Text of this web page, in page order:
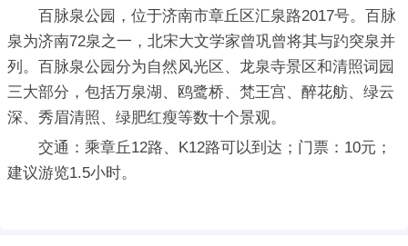
百脉泉公园，位于济南市章丘区汇泉路2017号。百脉
泉为济南72泉之一，北宋大文学家曾巩曾将其与趵突泉并
列。百脉泉公园分为自然风光区、龙泉寺景区和清照词园
三大部分，包括万泉湖、鸥鹭桥、梵王宫、醉花舫、绿云
深、秀眉清照、绿肥红瘦等数十个景观。
交通：乘章丘12路、K12路可以到达；门票：10元；
建议游览1.5小时。